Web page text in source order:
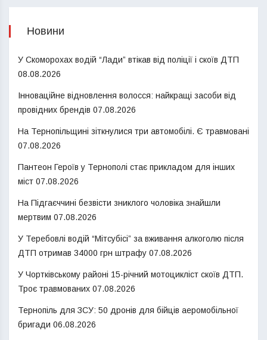
Новини
У Скоморохах водій “Лади” втікав від поліції і скоїв ДТП
08.08.2026
Інноваційне відновлення волосся: найкращі засоби від
провідних брендів 07.08.2026
На Тернопільщині зіткнулися три автомобілі. Є травмовані
07.08.2026
Пантеон Героїв у Тернополі стає прикладом для інших
міст 07.08.2026
На Підгаєччині безвісти зниклого чоловіка знайшли
мертвим 07.08.2026
У Теребовлі водій “Мітсубісі” за вживання алкоголю після
ДТП отримав 34000 грн штрафу 07.08.2026
У Чортківському районі 15-річний мотоцикліст скоїв ДТП.
Троє травмованих 07.08.2026
Тернопіль для ЗСУ: 50 дронів для бійців аеромобільної
бригади 06.08.2026